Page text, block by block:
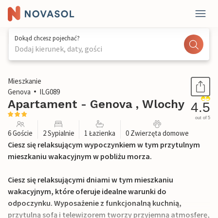
Dokąd chcesz pojechać?
Dodaj kierunek, daty, gości
1 / 19
Mieszkanie
Genova
ILG089
Apartament - Genova , Wlochy 4.5
out of 5
6 Goście 2 Sypialnie 1 Łazienka 0 Zwierzęta domowe
Ciesz się relaksującym wypoczynkiem w tym przytulnym
mieszkaniu wakacyjnym w pobliżu morza.
Ciesz się relaksującymi dniami w tym mieszkaniu
wakacyjnym, które oferuje idealne warunki do
odpoczynku. Wyposażenie z funkcjonalną kuchnią,
przytulną sofą i telewizorem tworzy przyjemną atmosferę,